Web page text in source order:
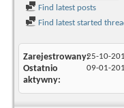
Find latest posts
Find latest started
Zarejestrowany25-10-
Ostatnio
aktywny
09-01-